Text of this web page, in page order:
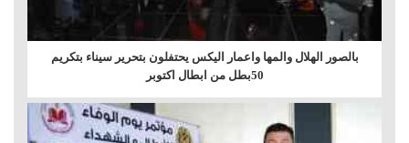
بالصور الهلال والمها واعمار اليكس يحتفلون بتحرير سيناء بتكريم
50بطل من ابطال اكتوبر